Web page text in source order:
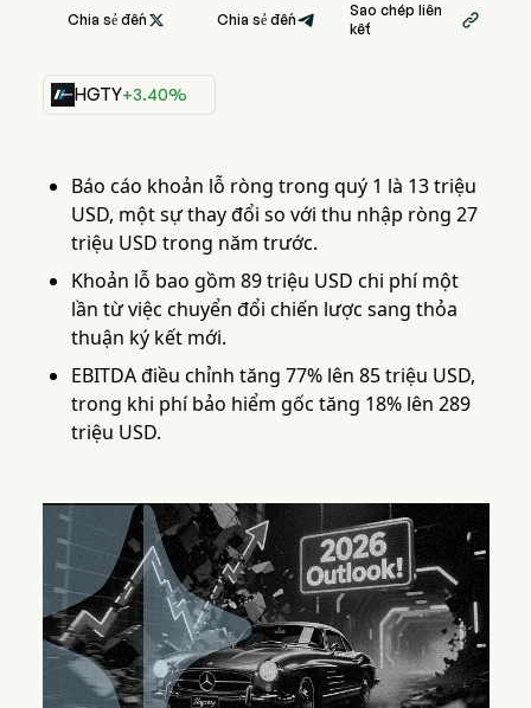
Chia sẻ đến  Chia sẻ đến
Sao chép liên
kết

HGTY+3.40%
Báo cáo khoản lỗ ròng trong quý 1 là 13 triệu
USD, một sự thay đổi so với thu nhập ròng 27
triệu USD trong năm trước.
Khoản lỗ bao gồm 89 triệu USD chi phí một
lần từ việc chuyển đổi chiến lược sang thỏa
thuận ký kết mới.
EBITDA điều chỉnh tăng 77% lên 85 triệu USD,
trong khi phí bảo hiểm gốc tăng 18% lên 289
triệu USD.